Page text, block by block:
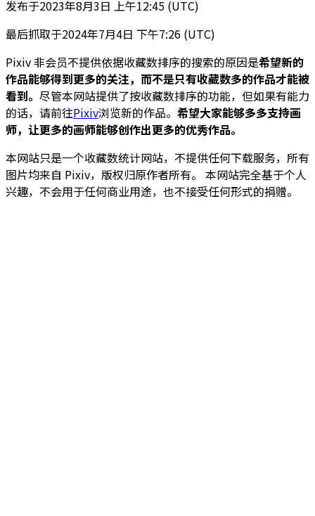
发布于2023年8月3日 上午12:45 (UTC)
最后抓取于2024年7月4日 下午7:26 (UTC)
Pixiv 非会员不提供依据收藏数排序的搜索的原因是希望新的
作品能够得到更多的关注，而不是只有收藏数多的作品才能被
看到。 尽管本网站提供了按收藏数排序的功能，但如果有能力
的话，请前往Pixiv浏览新的作品。 希望大家能够多多支持画
师，让更多的画师能够创作出更多的优秀作品。
本网站只是一个收藏数统计网站，不提供任何下载服务，所有
图片均来自 Pixiv，版权归原作者所有。 本网站完全基于个人
兴趣，不会用于任何商业用途，也不接受任何形式的捐赠。